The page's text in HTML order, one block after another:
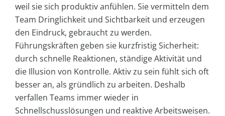
weil sie sich produktiv anfühlen. Sie vermitteln dem
Team Dringlichkeit und Sichtbarkeit und erzeugen
den Eindruck, gebraucht zu werden.
Führungskräften geben sie kurzfristig Sicherheit:
durch schnelle Reaktionen, ständige Aktivität und
die Illusion von Kontrolle. Aktiv zu sein fühlt sich oft
besser an, als gründlich zu arbeiten. Deshalb
verfallen Teams immer wieder in
Schnellschusslösungen und reaktive Arbeitsweisen.